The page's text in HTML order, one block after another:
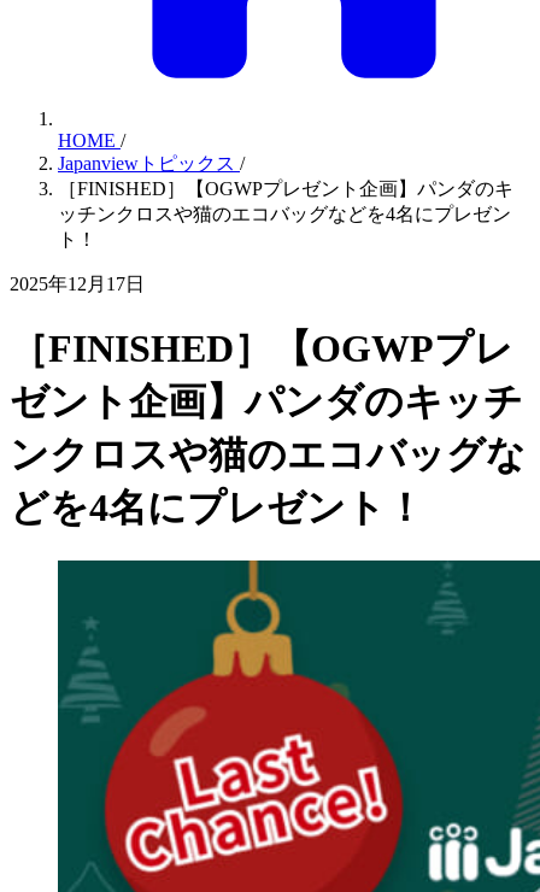
HOME /
Japanviewトピックス /
［FINISHED］【OGWPプレゼント企画】パンダのキ
ッチンクロスや猫のエコバッグなどを4名にプレゼン
ト！
2025年12月17日
［FINISHED］【OGWPプレ
ゼント企画】パンダのキッチ
ンクロスや猫のエコバッグな
どを4名にプレゼント！